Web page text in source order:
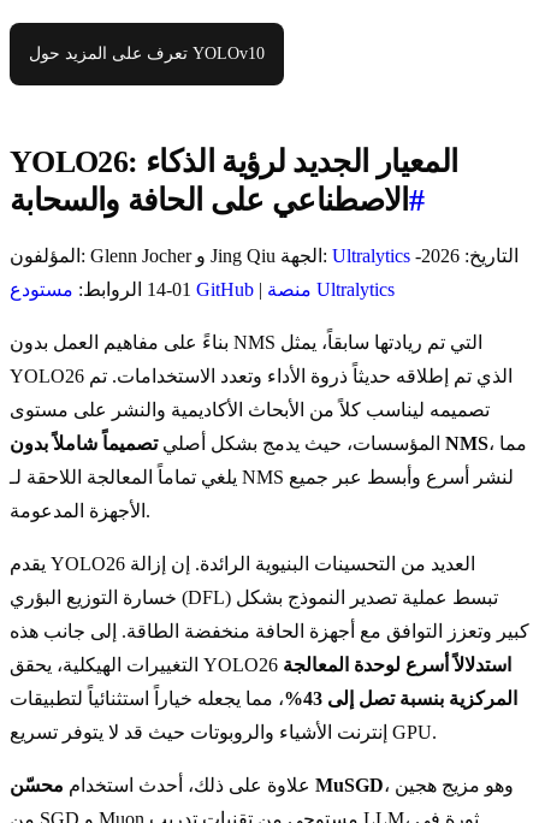
تعرف على المزيد حول YOLOv10
YOLO26: المعيار الجديد لرؤية الذكاء
الاصطناعي على الحافة والسحابة #
المؤلفون: Glenn Jocher و Jing Qiu الجهة: Ultralytics
01-14 الروابط: مستودع GitHub | منصة Ultralytics
بناءً على مفاهيم العمل بدون NMS التي تم ريادتها سابقاً، يمثل
YOLO26 الذي تم إطلاقه حديثاً ذروة الأداء وتعدد الاستخدامات. تم
تصميمه ليناسب كلاً من الأبحاث الأكاديمية والنشر على مستوى
المؤسسات، حيث يدمج بشكل أصلي تصميماً شاملاً بدون NMS، مما
يلغي تماماً المعالجة اللاحقة لـ NMS لنشر أسرع وأبسط عبر جميع
الأجهزة المدعومة.
يقدم YOLO26 العديد من التحسينات البنيوية الرائدة. إن إزالة
خسارة التوزيع البؤري (DFL) تبسط عملية تصدير النموذج بشكل
كبير وتعزز التوافق مع أجهزة الحافة منخفضة الطاقة. إلى جانب هذه
التغييرات الهيكلية، يحقق YOLO26 استدلالاً أسرع لوحدة المعالجة
المركزية بنسبة تصل إلى 43%
، مما يجعله خياراً استثنائياً لتطبيقات
إنترنت الأشياء والروبوتات حيث قد لا يتوفر تسريع GPU.
علاوة على ذلك، أحدث استخدام محسّن MuSGD، وهو مزيج هجين
من SGD و Muon مستوحى من تقنيات تدريب LLM، ثورة في